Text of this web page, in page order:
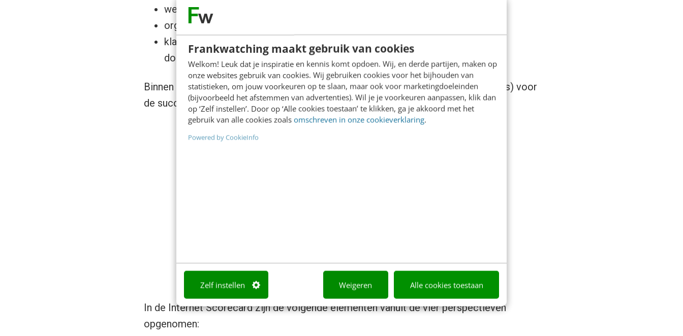
Frankwatching maakt gebruik van cookies
Welkom! Leuk dat je inspiratie en kennis komt opdoen. Wij, en derde partijen, maken op
onze websites gebruik van cookies. Wij gebruiken cookies voor het bijhouden van
statistieken, om jouw voorkeuren op te slaan, maar ook voor marketingdoeleinden
(bijvoorbeeld het afstemmen van advertenties). Wil je je voorkeuren aanpassen, klik dan
op ‘Zelf instellen’. Door op ‘Alle cookies toestaan’ te klikken, ga je akkoord met het
gebruik van alle cookies zoals omschreven in onze cookieverklaring.
Powered by CookieInfo
Zelf instellen Weigeren Alle cookies toestaan
website: Hoe ontwikkelen en beheren we een effectieve website?
organisatie: Hoe creëren we een effectieve internetorganisatie?
klant: Hoe bereiken we onze doelgroepen en hoe stellen we onze
doelgroepen/klanten tevreden?
Binnen deze vier perspectieven worden de meest kenmerkende indicatoren (KPI’s) voor
de succesfactoren beschreven.
Vier perspectieven van Internet Scorecard (Bron: Jungle Minds)
In de Internet Scorecard zijn de volgende elementen vanuit de vier perspectieven
opgenomen: